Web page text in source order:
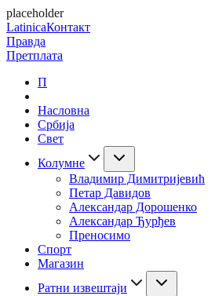
placeholder
LatinicaКонтакт
Правда
Претплата
П
Насловна
Србија
Свет
Колумне
Владимир Димитријевић
Петар Давидов
Александар Дорошенко
Александар Ђурђев
Преносимо
Спорт
Магазин
Ратни извештаји